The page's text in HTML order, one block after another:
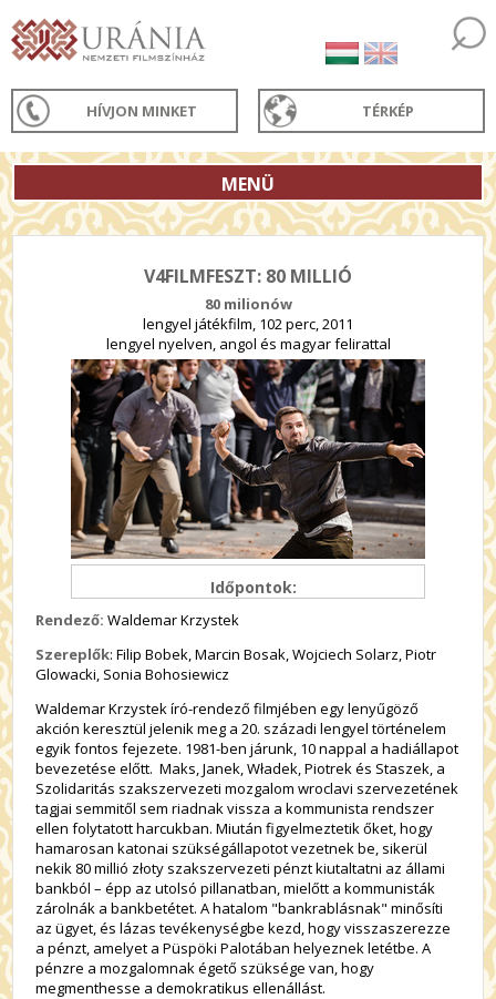
HÍVJON MINKET TÉRKÉP
MENÜ
V4FILMFESZT: 80 MILLIÓ
80 milionów
lengyel játékfilm, 102 perc, 2011
lengyel nyelven, angol és magyar felirattal
Időpontok:
Rendező: Waldemar Krzystek
Szereplők: Filip Bobek, Marcin Bosak, Wojciech Solarz, Piotr
Glowacki, Sonia Bohosiewicz
Waldemar Krzystek író-rendező filmjében egy lenyűgöző
akción keresztül jelenik meg a 20. századi lengyel történelem
egyik fontos fejezete. 1981-ben járunk, 10 nappal a hadiállapot
bevezetése előtt. Maks, Janek, Władek, Piotrek és Staszek, a
Szolidaritás szakszervezeti mozgalom wroclavi szervezetének
tagjai semmitől sem riadnak vissza a kommunista rendszer
ellen folytatott harcukban. Miután figyelmeztetik őket, hogy
hamarosan katonai szükségállapotot vezetnek be, sikerül
nekik 80 millió złoty szakszervezeti pénzt kiutaltatni az állami
bankból – épp az utolsó pillanatban, mielőtt a kommunisták
zárolnák a bankbetétet. A hatalom "bankrablásnak" minősíti
az ügyet, és lázas tevékenységbe kezd, hogy visszaszerezze
a pénzt, amelyet a Püspöki Palotában helyeznek letétbe. A
pénzre a mozgalomnak égető szüksége van, hogy
megmenthesse a demokratikus ellenállást.